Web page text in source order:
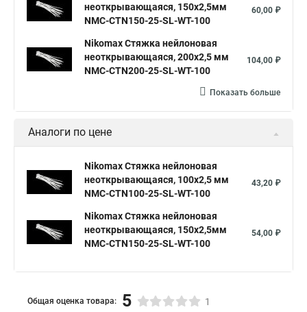
неоткрывающаяся, 150х2,5мм
NMC-CTN150-25-SL-WT-100
60,00 ₽
Nikomax Стяжка нейлоновая
неоткрывающаяся, 200х2,5 мм
NMC-CTN200-25-SL-WT-100
104,00 ₽
Показать больше
Аналоги по цене
Nikomax Стяжка нейлоновая
неоткрывающаяся, 100х2,5 мм
NMC-CTN100-25-SL-WT-100
43,20 ₽
Nikomax Стяжка нейлоновая
неоткрывающаяся, 150х2,5мм
NMC-CTN150-25-SL-WT-100
54,00 ₽
Общая оценка товара: 5 1